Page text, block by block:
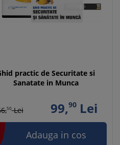
practic de Securitate si
Sanatate in Munca
50Lei 99,90 Lei
Adauga in cos